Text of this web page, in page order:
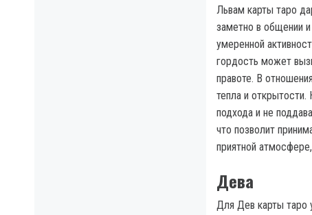
Львам карты таро
заметно в общении
умеренной
гордость может
правоте. В
тепла и
подхода и не
что позволит
приятной
Дева
Для Дев карты таро